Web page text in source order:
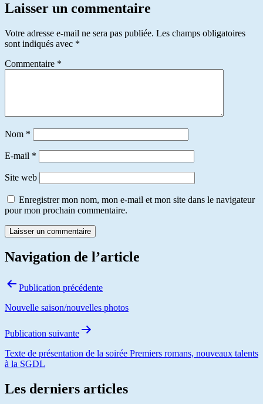
Laisser un commentaire
Votre adresse e-mail ne sera pas publiée. Les champs obligatoires
sont indiqués avec *
Commentaire *
Nom *
E-mail *
Site web
Enregistrer mon nom, mon e-mail et mon site dans le navigateur
pour mon prochain commentaire.
Navigation de l’article
Publication précédente
Nouvelle saison/nouvelles photos
Publication suivante
Texte de présentation de la soirée Premiers romans, nouveaux talents
à la SGDL
Les derniers articles